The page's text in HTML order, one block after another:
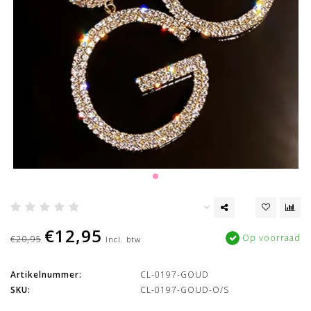
€20,95 €12,95 Incl. btw Op voorraad
Artikelnummer:
CL-0197-GOUD
SKU:
CL-0197-GOUD-O/S